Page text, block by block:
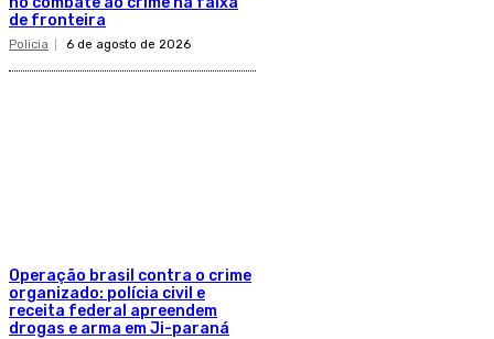
de fronteira
Policia 6 de agosto de 2026
Operação brasil contra o crime
organizado: polícia civil e
receita federal apreendem
drogas e arma em Ji-paraná